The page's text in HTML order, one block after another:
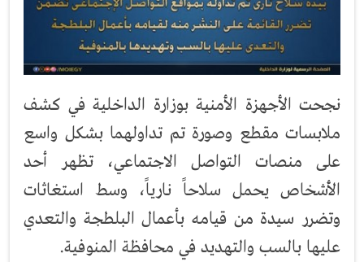
نجحت الأجهزة الأمنية بوزارة الداخلية في كشف
ملابسات مقطع وصورة تم تداولهما بشكل واسع
على منصات التواصل الاجتماعي، تظهر أحد
الأشخاص يحمل سلاحاً نارياً، وسط استغاثات
وتضرر سيدة من قيامه بأعمال البلطجة والتعدي
عليها بالسب والتهديد في محافظة المنوفية.